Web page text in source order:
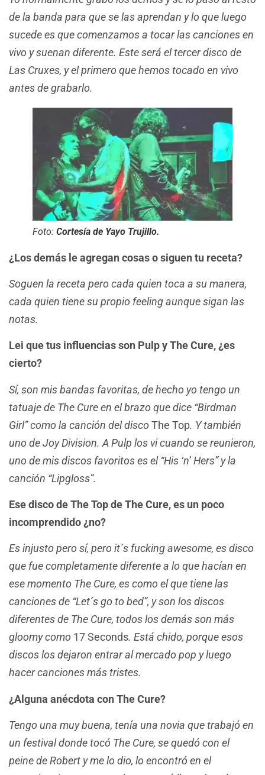
de la banda para que se las aprendan y lo que luego
sucede es que comenzamos a tocar las canciones en
vivo y suenan diferente. Este será el tercer disco de
Las Cruxes, y el primero que hemos tocado en vivo
antes de grabarlo.
Foto: Cortesía de Yayo Trujillo.
¿Los demás le agregan cosas o siguen tu receta?
Soguen la receta pero cada quien toca a su manera,
cada quien tiene su propio feelingaunque sigan las
notas.
Lei que tus influencias son Pulp y The Cure, ¿es
cierto?
Sí, son mis bandas favoritas, de hecho yo tengo un
tatuaje de The Cure en el brazo que dice “Birdman
Girl” como la canción del disco The Top. Y también
uno de Joy Division. A Pulp los vi cuando se reunieron,
uno de mis discos favoritos es el “His ‘n’ Hers” y la
canción “Lipgloss”.
Ese disco de The Top de The Cure, es un poco
incomprendido ¿no?
Es injusto pero sí, pero it´s fucking awesome, es disco
que fue completamente diferente a lo que hacían en
ese momento The Cure, es como el que tiene las
canciones de “Let´s go to bed”, y son los discos
diferentes de The Cure, todos los demás son más
gloomy como 17 Seconds. Está chido, porque esos
discos los dejaron entrar al mercado pop y luego
hacer canciones más tristes.
¿Alguna anécdota con The Cure?
Tengo una muy buena, tenía una novia que trabajó en
un festival donde tocó The Cure, se quedó con el
peine de Robert y me lo dio, lo encontró en el